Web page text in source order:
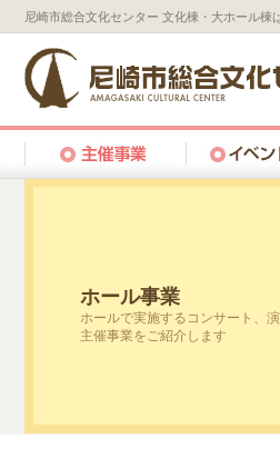
尼崎市総合文化センター 文化棟・大ホール
ホール事業
ホールで実施するコンサート、
主催事業をご紹介します